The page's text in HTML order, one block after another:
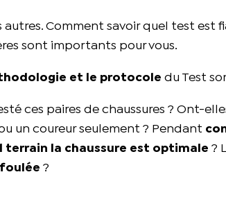
autres. Comment savoir quel test est
sont importants pour vous.
et le protocole du Test
ces paires de chaussures ? Ont-
un coureur seulement ? Pendant
terrain la chaussure est optimale ?
?